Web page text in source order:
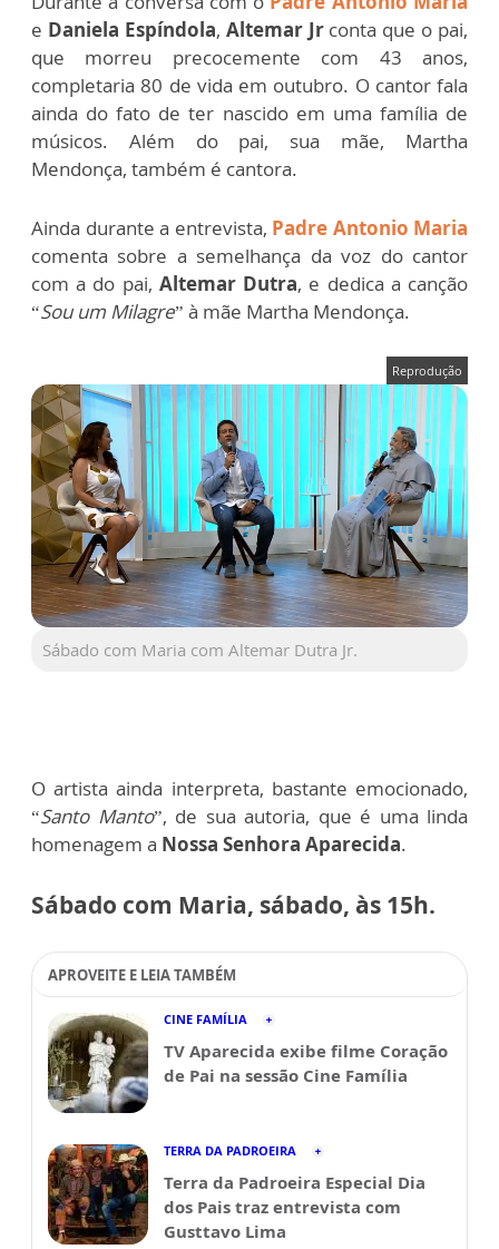
e Daniela Espíndola, Altemar Jrconta que o pai,
que morreu precocemente com 43 anos,
completaria 80 de vida em outubro. O cantor fala
ainda do fato de ter nascido em uma família de
músicos. Além do pai, sua mãe, Martha
Mendonça, também é cantora.
Ainda durante a entrevista, Padre Antonio Maria
comenta sobre a semelhança da voz do cantor
com a do pai, Altemar Dutra, e dedica a canção
“Sou um Milagre” à mãe Martha Mendonça.
Reprodução
Sábado com Maria com Altemar Dutra Jr.
O artista ainda interpreta, bastante emocionado,
“Santo Manto”, de sua autoria, que é uma linda
homenagem a Nossa Senhora Aparecida.
Sábado com Maria, sábado, às 15h.
APROVEITE E LEIA TAMBÉM
CINE FAMÍLIA
TV Aparecida exibe filme Coração
de Pai na sessão Cine Família
TERRA DA PADROEIRA
Terra da Padroeira Especial Dia
dos Pais traz entrevista com
Gusttavo Lima